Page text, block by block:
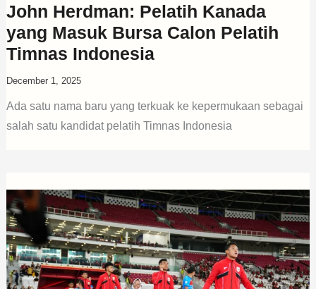
John Herdman: Pelatih Kanada
yang Masuk Bursa Calon Pelatih
Timnas Indonesia
December 1, 2025
Ada satu nama baru yang terkuak ke kepermukaan sebagai
salah satu kandidat pelatih Timnas Indonesia